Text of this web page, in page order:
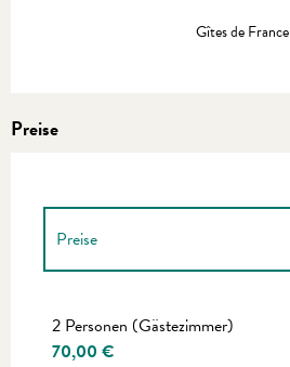
Gîtes de France
Preise
Preise
2 Personen (Gästezimmer)
70,00 €